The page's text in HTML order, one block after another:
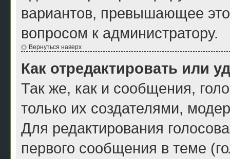
вариантов, превышающее это
вопросом к администратору.
Вернуться наверх
Как отредактировать или
Так же, как и сообщения,
только их создателями,
Для редактирования
первого сообщения в теме